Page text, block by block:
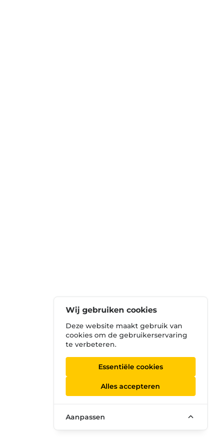
Wij gebruiken cookies
Deze website maakt gebruik van
cookies om de gebruikerservaring
te verbeteren.
Essentiële cookies
Alles accepteren
Aanpassen